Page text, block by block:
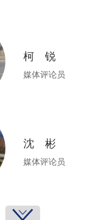
柯 锐
媒体评论员
沈 彬
媒体评论员